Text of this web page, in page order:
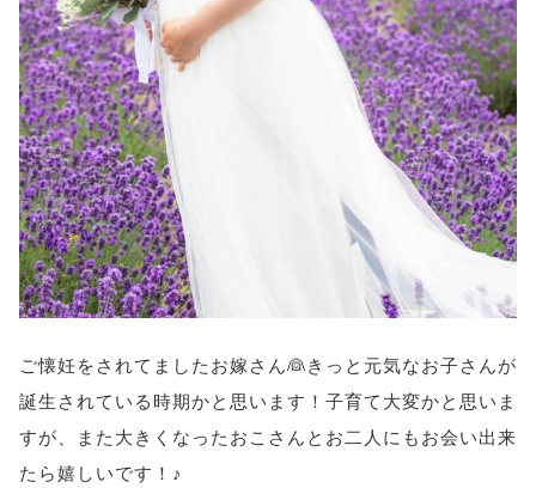
ご懐妊をされてましたお嫁さん👰きっと元気なお子さんが
誕生されている時期かと思います！子育て大変かと思いま
すが、また大きくなったおこさんとお二人にもお会い出来
たら嬉しいです！♪